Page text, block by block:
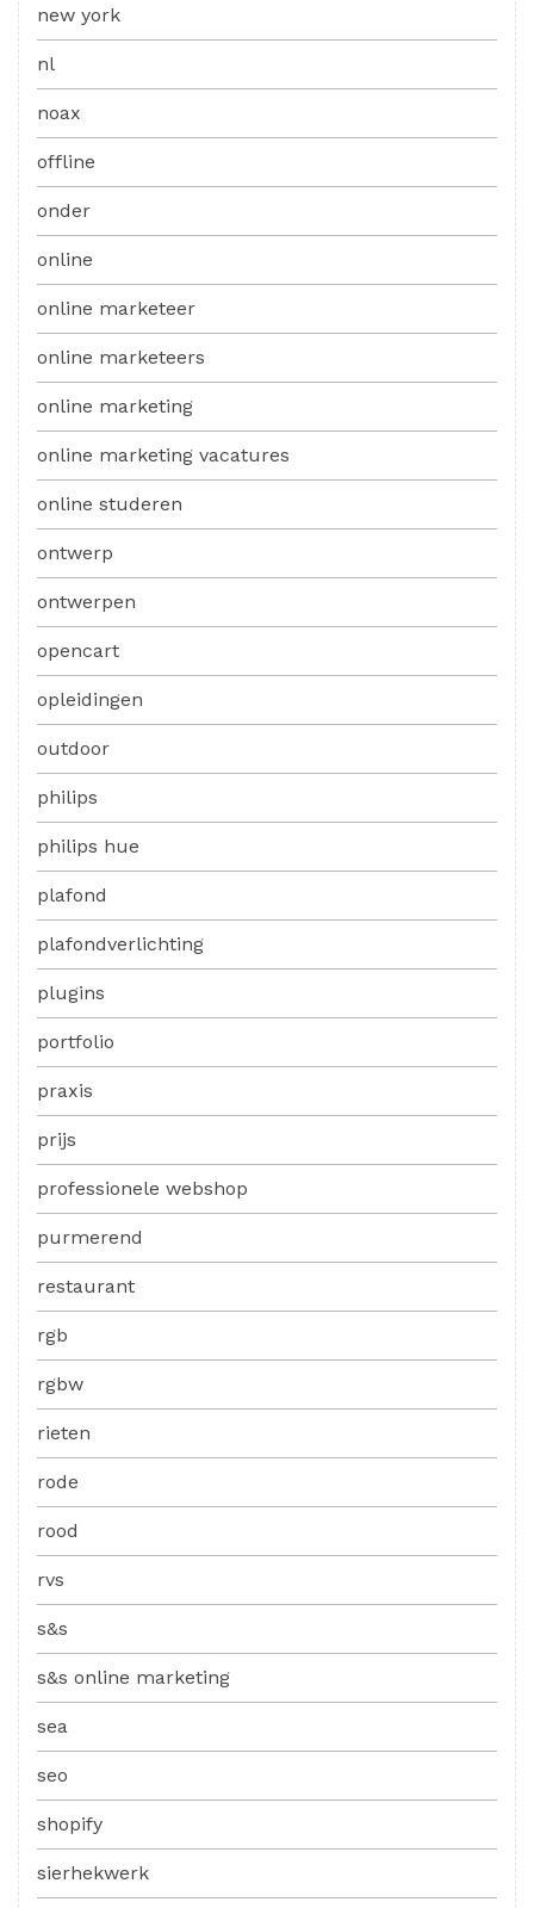
new york
nl
noax
offline
onder
online
online marketeer
online marketeers
online marketing
online marketing vacatures
online studeren
ontwerp
ontwerpen
opencart
opleidingen
outdoor
philips
philips hue
plafond
plafondverlichting
plugins
portfolio
praxis
prijs
professionele webshop
purmerend
restaurant
rgb
rgbw
rieten
rode
rood
rvs
s&s
s&s online marketing
sea
seo
shopify
sierhekwerk